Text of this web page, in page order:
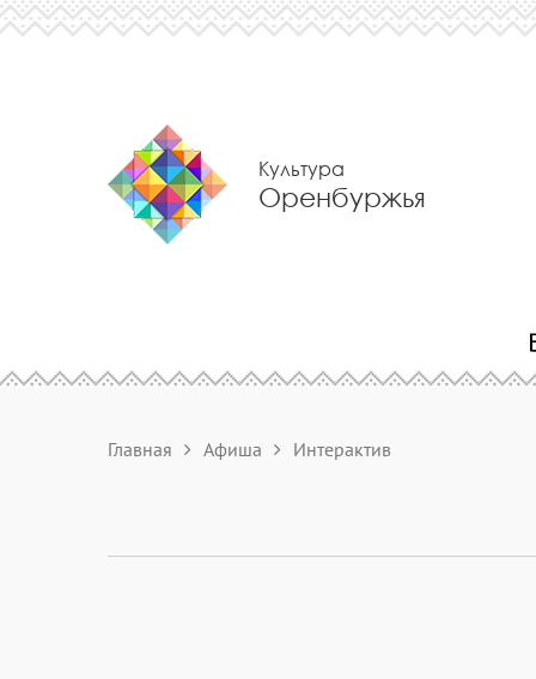
Культура
Оренбуржья
Главная Афиша Интерактив